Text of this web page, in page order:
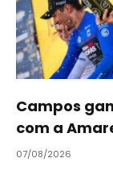
Campos
com a
07/08/2026